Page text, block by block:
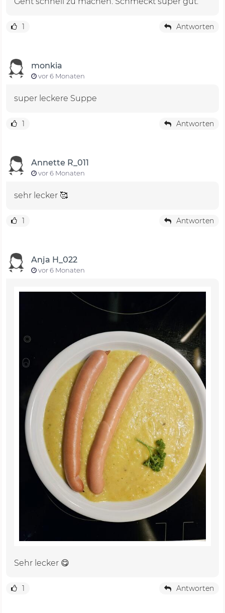
1 Antworten
monkia
vor 6 Monaten
super leckere Suppe
1 Antworten
Annette R_011
vor 6 Monaten
sehr lecker 🥰
1 Antworten
Anja H_022
vor 6 Monaten
Sehr lecker 😋
1 Antworten